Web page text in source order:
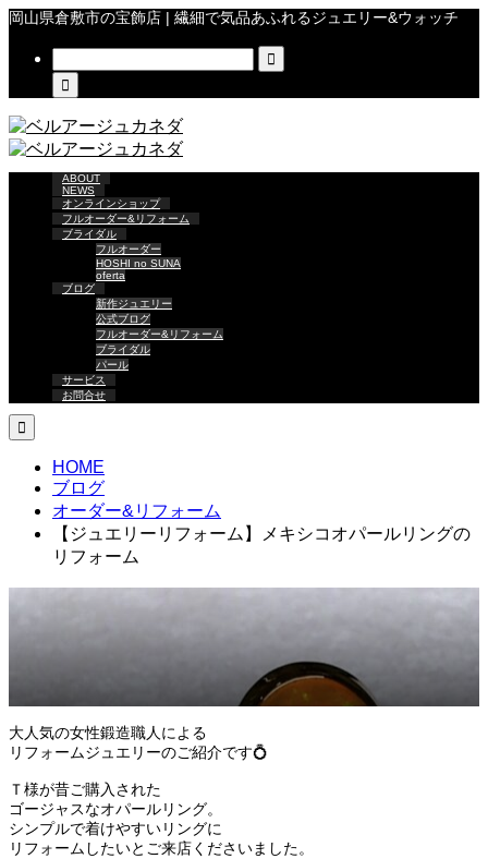
岡山県倉敷市の宝飾店 | 繊細で気品あふれるジュエリー&ウォッチ


ABOUT
NEWS
オンラインショップ
フルオーダー&リフォーム
ブライダル
フルオーダー
HOSHI no SUNA
oferta
ブログ
新作ジュエリー
公式ブログ
フルオーダー&リフォーム
ブライダル
パール
サービス
お問合せ

HOME
ブログ
オーダー&リフォーム
【ジュエリーリフォーム】メキシコオパールリングの
リフォーム
大人気の女性鍛造職人による
リフォームジュエリーのご紹介です💍
Ｔ様が昔ご購入された
ゴージャスなオパールリング。
シンプルで着けやすいリングに
リフォームしたいとご来店くださいました。